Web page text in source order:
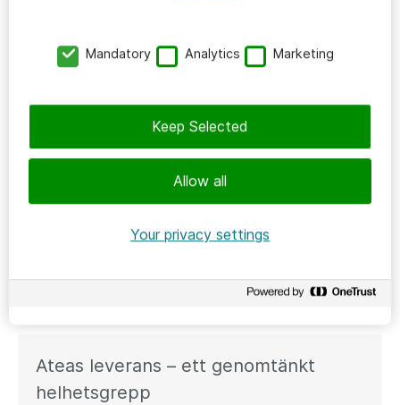
annars landar hos den lokala it-avdelningen. Dessutom
kan man tipsa och hjälpa varandra på ett helt annat
Ateas leverans – ett genomtänkt
helhetsgrepp
Mandatory Analytics Marketing
Allow all
Keep Selected
Your privacy settings